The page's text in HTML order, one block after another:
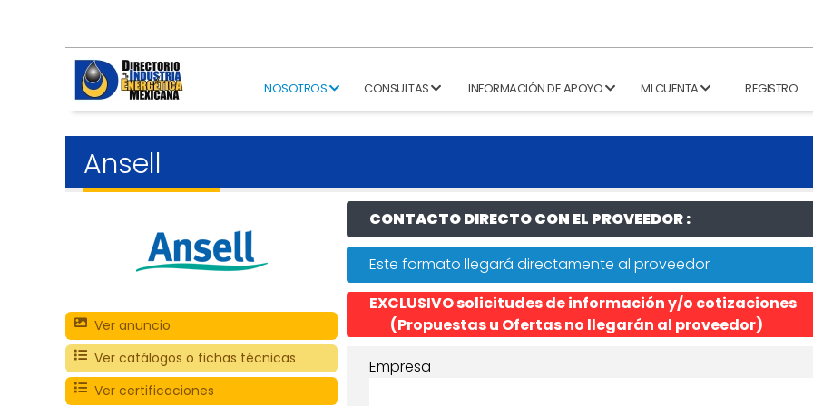
NOSOTROS CONSULTAS INFORMACIÓN DE APOYO MI CUENTA REGISTRO
Ansell
Ver anuncio
Ver catálogos o fichas técnicas
Ver certificaciones
CONTACTO DIRECTO CON EL PROVEEDOR :
Este formato llegará directamente al proveedor
EXCLUSIVO solicitudes de información y/o cotizaciones
(Propuestas u Ofertas no llegarán al proveedor)
Empresa